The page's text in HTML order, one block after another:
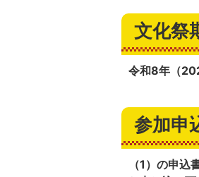
文化祭
令和8年（
参加申
（1）の申